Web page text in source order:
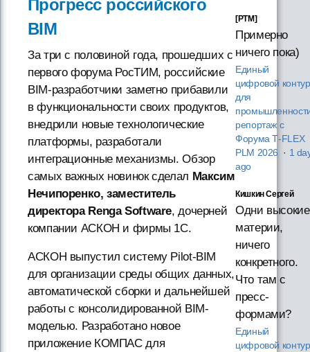
Прогресс российского
BIM
За три с половиной года, прошедших с
первого форума РосТИМ, российские
BIM-разработчики заметно прибавили
в функциональности своих продуктов,
внедрили новые технологические
платформы, разработали
интеграционные механизмы. Обзор
самых важных новинок сделал Максим
Нечипоренко, заместитель
директора Renga Software, дочерней
компании АСКОН и фирмы 1С.
АСКОН выпустил систему Pilot-BIM
для организации среды общих данных,
автоматической сборки и дальнейшей
работы с консолидированной BIM-
моделью. Разработано новое
приложение КОМПАС для
[PTM]
Примерно
ничего пока)
Единый
цифровой контур
для
репортаж с
Форума T‑FLEX
PLM 2026 · 1
ago
Кишкин Сергей
Одни высокие
материи,
ничего
конкретного.
Что там с
пресс-
формами?
Единый
цифровой контур